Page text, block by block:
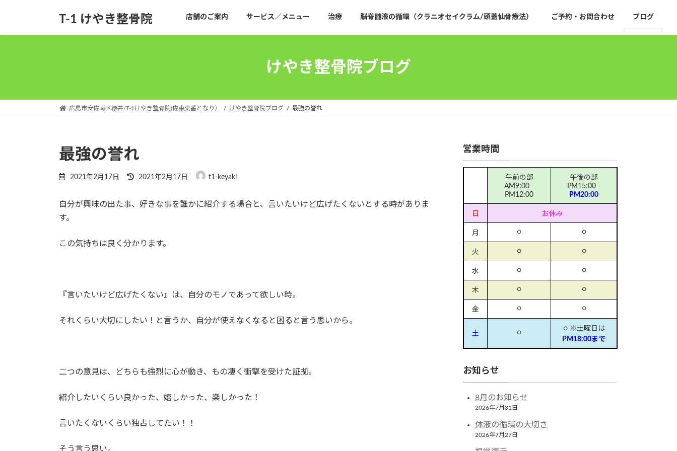
T-1 けやき整骨院 店舗のご案内 サービス／メニュー 治療 脳脊髄液の循環（クラニオセイクラム/頭蓋仙骨療法） ご予約・お問合わせ ブログ
けやき整骨院ブログ
広島市安佐南区緑井/T-1けやき整骨院(佐東交番となり） けやき整骨院ブログ 最強の誉れ
最強の誉れ
2021年2月17日
最
新
2021年2月17日 t1-keyaki
自分が興味の出た事、好きな事を誰かに紹介する場合と、言いたいけど広げたくないとする時がありま
す。
この気持ちは良く分かります。
『言いたいけど広げたくない』は、自分のモノであって欲しい時。
それくらい大切にしたい！と言うか、自分が使えなくなると困ると言う思いから。
二つの意見は、どちらも強烈に心が動き、もの凄く衝撃を受けた証拠。
紹介したいくらい良かった、嬉しかった、楽しかった！
言いたくないくらい独占してたい！！
そう言う思い。
営業時間
午前の部
AM9:00 -
PM12:00
午後の部
PM15:00 -
PM20:00
日 お休み
月 ○ ○
火 ○ ○
水 ○ ○
木 ○ ○
金 ○ ○
土 ○
○ ※土曜日は
PM18:00まで
お知らせ
8月のお知らせ
2026年7月31日
体液の循環の大切さ
2026年7月27日